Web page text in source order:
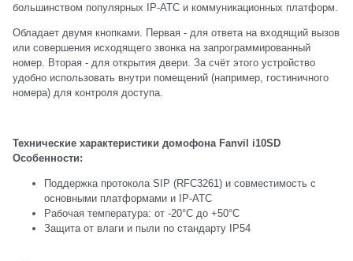
большинством популярных IP-АТС и коммуникационных платформ.
Обладает двумя кнопками. Первая - для ответа на входящий вызов
или совершения исходящего звонка на запрограммированный
номер. Вторая - для открытия двери. За счёт этого устройство
удобно использовать внутри помещений (например, гостиничного
номера) для контроля доступа.
Технические характеристики домофона Fanvil i10SD
Особенности:
Поддержка протокола SIP (RFC3261) и совместимость с
основными платформами и IP-АТС
Рабочая температура: от -20°С до +50°С
Защита от влаги и пыли по стандарту IP54